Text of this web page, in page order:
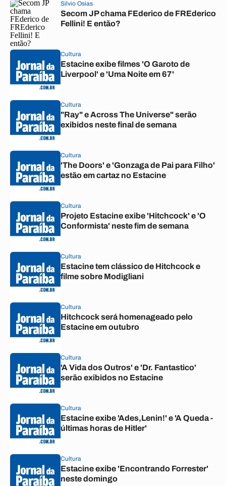
Silvio Osias
Secom JP chama FEderico de FREderico
Fellini! E então?
Cultura
Estacine exibe filmes 'O Garoto de
Liverpool' e 'Uma Noite em 67'
Cultura
"Ray" e Across The Universe" serão
exibidos neste final de semana
Cultura
'The Doors' e 'Gonzaga de Pai para Filho'
estão em cartaz no Estacine
Cultura
Projeto Estacine exibe 'Hitchcock' e 'O
Conformista' neste fim de semana
Cultura
Estacine tem clássico de Hitchcock e
filme sobre Modigliani
Cultura
Hitchcock será homenageado pelo
Estacine em outubro
Cultura
'A Vida dos Outros' e 'Dr. Fantastico'
serão exibidos no Estacine
Cultura
Estacine exibe 'Ades,Lenin!' e 'A Queda -
últimas horas de Hitler'
Cultura
Estacine exibe 'Encontrando Forrester'
neste domingo